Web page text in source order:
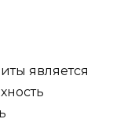
является